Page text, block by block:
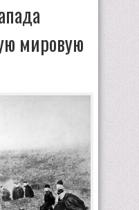
мировую